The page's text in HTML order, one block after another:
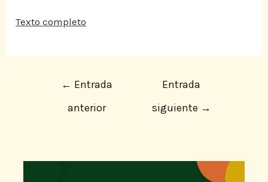
Texto completo
← Entrada
anterior
Entrada
siguiente →